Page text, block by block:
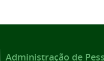
Administração de